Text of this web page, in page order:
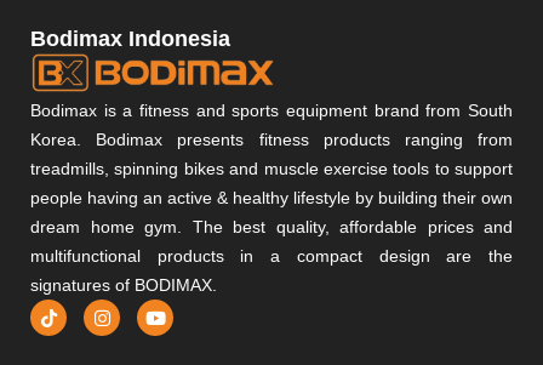
Bodimax Indonesia
Bodimax is a fitness and sports equipment brand from South
Korea. Bodimax presents fitness products ranging from
treadmills, spinning bikes and muscle exercise tools to support
people having an active & healthy lifestyle by building their own
dream home gym. The best quality, affordable prices and
multifunctional products in a compact design are the
signatures of BODIMAX.